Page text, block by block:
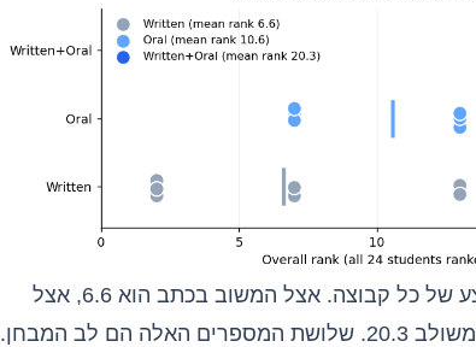
הדרך לכמת את זה היא הדירוג הממוצע של כל קבוצה. אצל המשוב בכתב הוא 6.6, אצל
המשוב בעל-פה 10.6, ואצל המשוב המשולב 20.3. שלושת המספרים האלה הם לב המבחן.